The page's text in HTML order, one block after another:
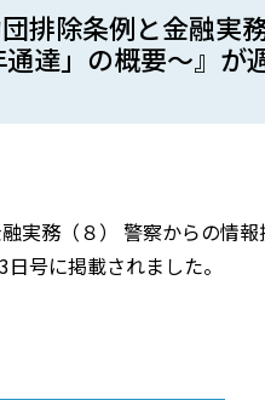
排除条例と金融実
達」の概要〜』が
実務（８） 警察からの情
号に掲載されました。